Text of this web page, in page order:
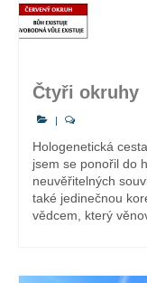
Čtyři okruhy
Hologenetická
jsem se ponořil do
neuvěřitelných
také jedinečnou
vědcem, který